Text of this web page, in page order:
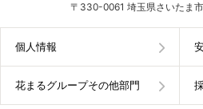
〒330-0061 埼玉県さいたま
個人情報
花まるグループその他部門